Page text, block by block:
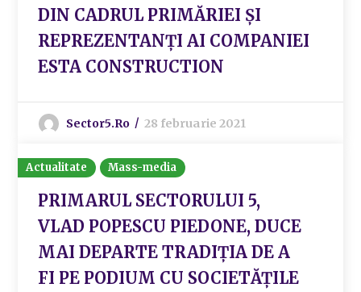
DIN CADRUL PRIMĂRIEI ȘI
REPREZENTANȚI AI COMPANIEI
ESTA CONSTRUCTION
Sector5.ro 28 februarie 2021
Actualitate Mass-media
PRIMARUL SECTORULUI 5,
VLAD POPESCU PIEDONE, DUCE
MAI DEPARTE TRADIȚIA DE A
FI PE PODIUM CU SOCIETĂȚILE